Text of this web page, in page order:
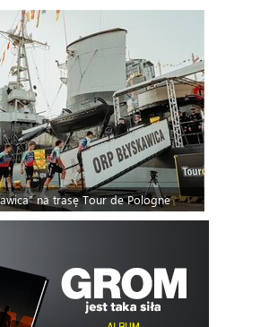
na trasę Tour de Pologne